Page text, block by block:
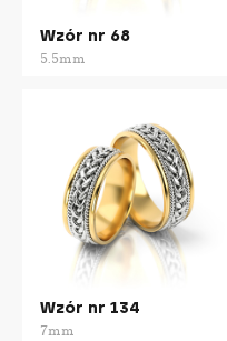
Wzór nr 68
5.5mm
Wzór nr 134
7mm